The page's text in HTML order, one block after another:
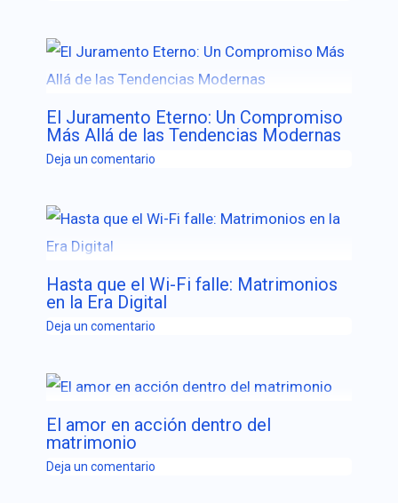
El Juramento Eterno: Un Compromiso
Más Allá de las Tendencias Modernas
Deja un comentario
Hasta que el Wi-Fi falle: Matrimonios
en la Era Digital
Deja un comentario
El amor en acción dentro del
matrimonio
Deja un comentario